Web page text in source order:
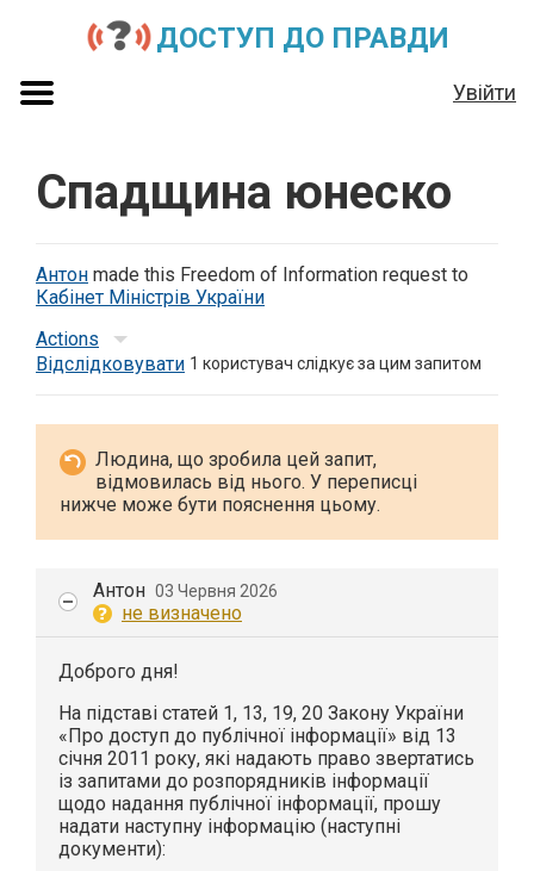
ДОСТУП ДО ПРАВДИ
Увійти
Спадщина юнеско
Антон made this Freedom of Information request to
Кабінет Міністрів України
Actions
Відслідковувати 1 користувач слідкує за цим запитом
Людина, що зробила цей запит,
відмовилась від нього. У переписці
нижче може бути пояснення цьому.
Антон 03 Червня 2026
не визначено
Доброго дня!
На підставі статей 1, 13, 19, 20 Закону України
«Про доступ до публічної інформації» від 13
січня 2011 року, які надають право звертатись
із запитами до розпорядників інформації
щодо надання публічної інформації, прошу
надати наступну інформацію (наступні
документи):